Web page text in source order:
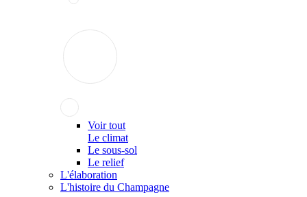
Voir tout
Le climat
Le sous-sol
Le relief
L'élaboration
L'histoire du Champagne